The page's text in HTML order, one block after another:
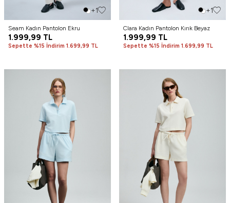
+1
Seam Kadın Pantolon Ekru
1.999,99 TL
Sepette %15 İndirim 1.699,99 TL
+1
Clara Kadın Pantolon Kırık Beyaz
1.999,99 TL
Sepette %15 İndirim 1.699,99 TL